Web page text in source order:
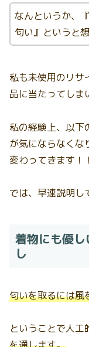
なんというか、
匂い』というと
私も未使用のリサ
品に当たってしま
私の経験上、以下
が気にならなく
変わってきます！！
では、早速説明し
着物にも優
し
匂いを取るには風
ということで人工